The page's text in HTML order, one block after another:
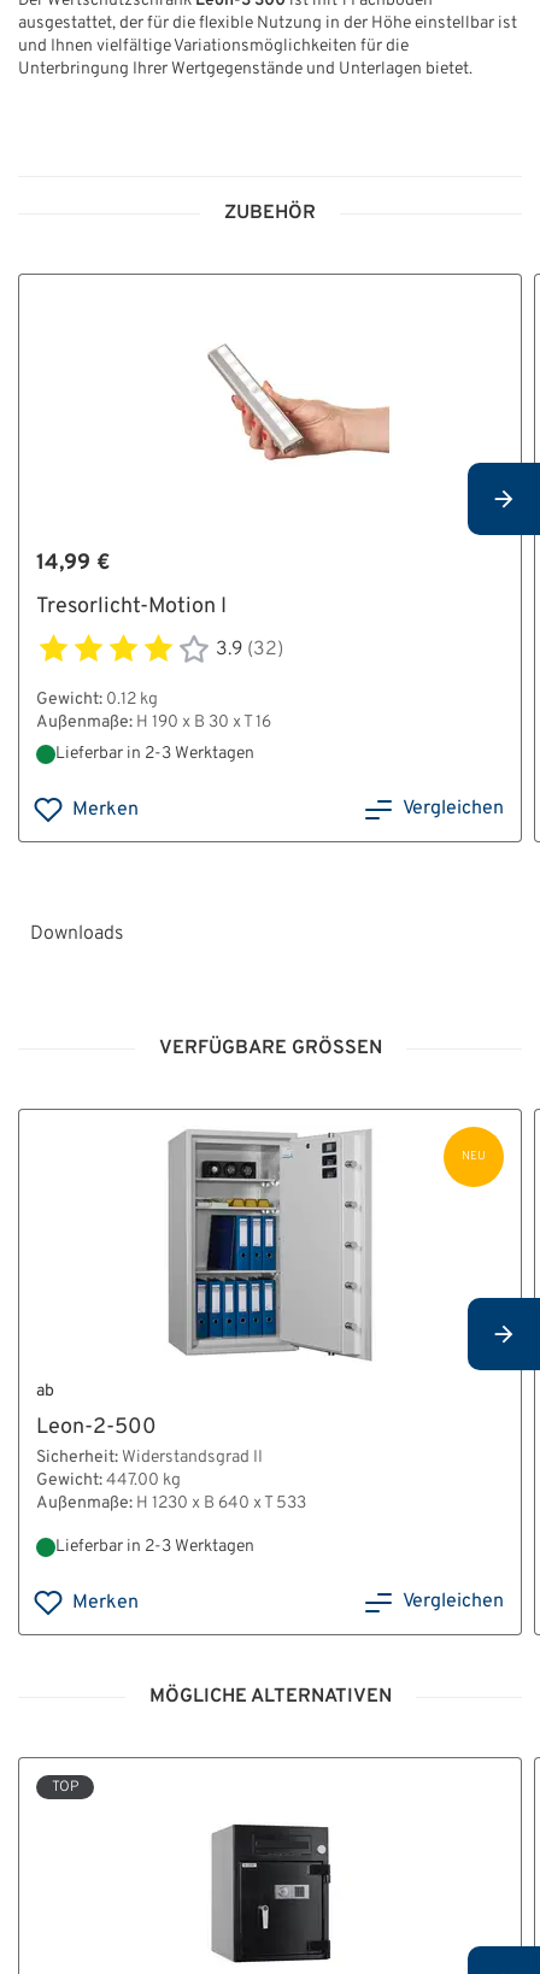
ausgestattet, der für die flexible Nutzung in der Höhe einstellbar ist
und Ihnen vielfältige Variationsmöglichkeiten für die
Unterbringung Ihrer Wertgegenstände und Unterlagen bietet.
ZUBEHÖR
14,99 €
Tresorlicht-Motion I
3.9 (32)
Gewicht: 0.12 kg
Außenmaße: H 190 x B 30 x T 16
Lieferbar in 2-3 Werktagen
Merken Vergleichen
Downloads
HT_Montage-_und_Bedienungsanleitung_Leon.pdf
HT_Tresorverankerung_A4.pdf
HT_Verankerungsanleitung_Leon-3.pdf
BA_E_60012_60017.pdf
VERFÜGBARE GRÖSSEN
NEU
ab
Leon-2-500
Sicherheit: Widerstandsgrad II
Gewicht:447.00 kg
Außenmaße: H 1230 x B 640 x T 533
Lieferbar in 2-3 Werktagen
Merken Vergleichen
MÖGLICHE ALTERNATIVEN
TOP